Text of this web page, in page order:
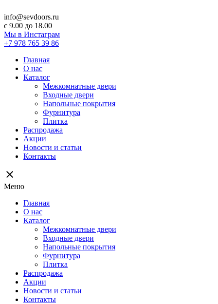
info@sevdoors.ru
c 9.00 до 18.00
Мы в Инстаграм
+7 978 765 39 86
Главная
О нас
Каталог
Межкомнатные двери
Входные двери
Напольные покрытия
Фурнитура
Плитка
Распродажа
Акции
Новости и статьи
Контакты
close
Меню
Главная
О нас
Каталог
Межкомнатные двери
Входные двери
Напольные покрытия
Фурнитура
Плитка
Распродажа
Акции
Новости и статьи
Контакты